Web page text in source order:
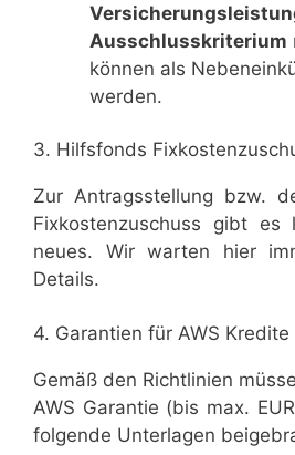
Ausschlusskriterium
können als
werden.
3. Hilfsfonds
Zur Antragsstellung bzw.
Fixkostenzuschuss gibt es
neues. Wir warten hier
Details.
4. Garantien für AWS Kredite
Gemäß den Richtlinien
AWS Garantie (bis max.
folgende Unterlagen